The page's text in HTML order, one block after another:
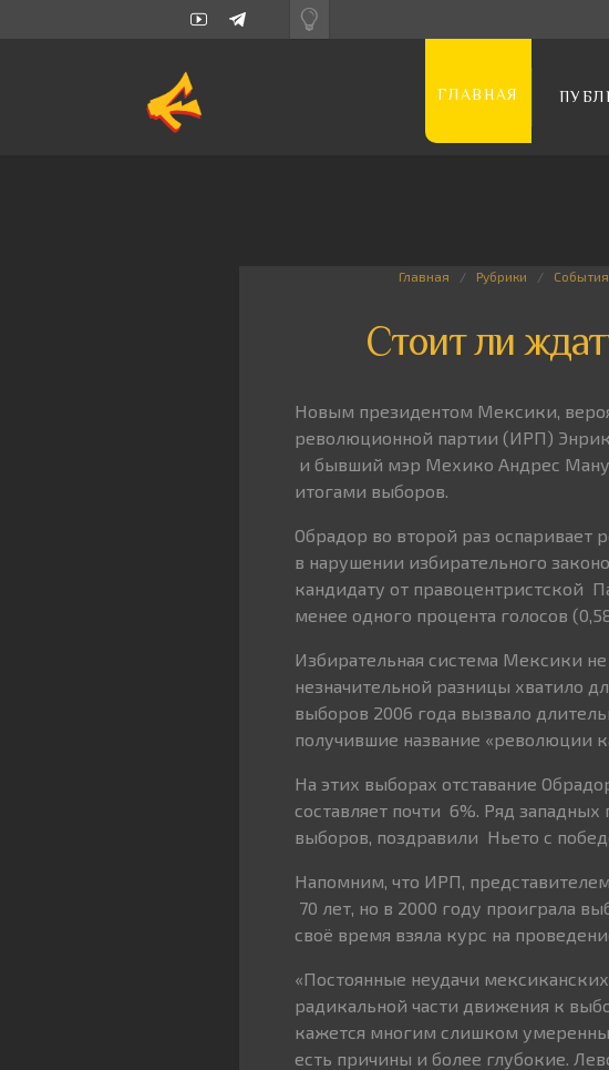
ГЛАВНАЯ
Главная Рубрики События
Стоит ли
Новым президентом Мексики,
революционной партии (ИРП)
и бывший мэр Мехико Андрес
итогами выборов.
Обрадор во второй раз оспаривает
в нарушении избирательного
кандидату от правоцентристской
менее одного процента голосов
Избирательная система Мексики
незначительной разницы хватило
выборов 2006 года вызвало
получившие название «революции
На этих выборах отставание
составляет почти 6%. Ряд
выборов, поздравили Ньето с
Напомним, что ИРП,
70 лет, но в 2000 году проиграла
своё время взяла курс на
«Постоянные неудачи
радикальной части движения к
кажется многим слишком
есть причины и более глубокие.